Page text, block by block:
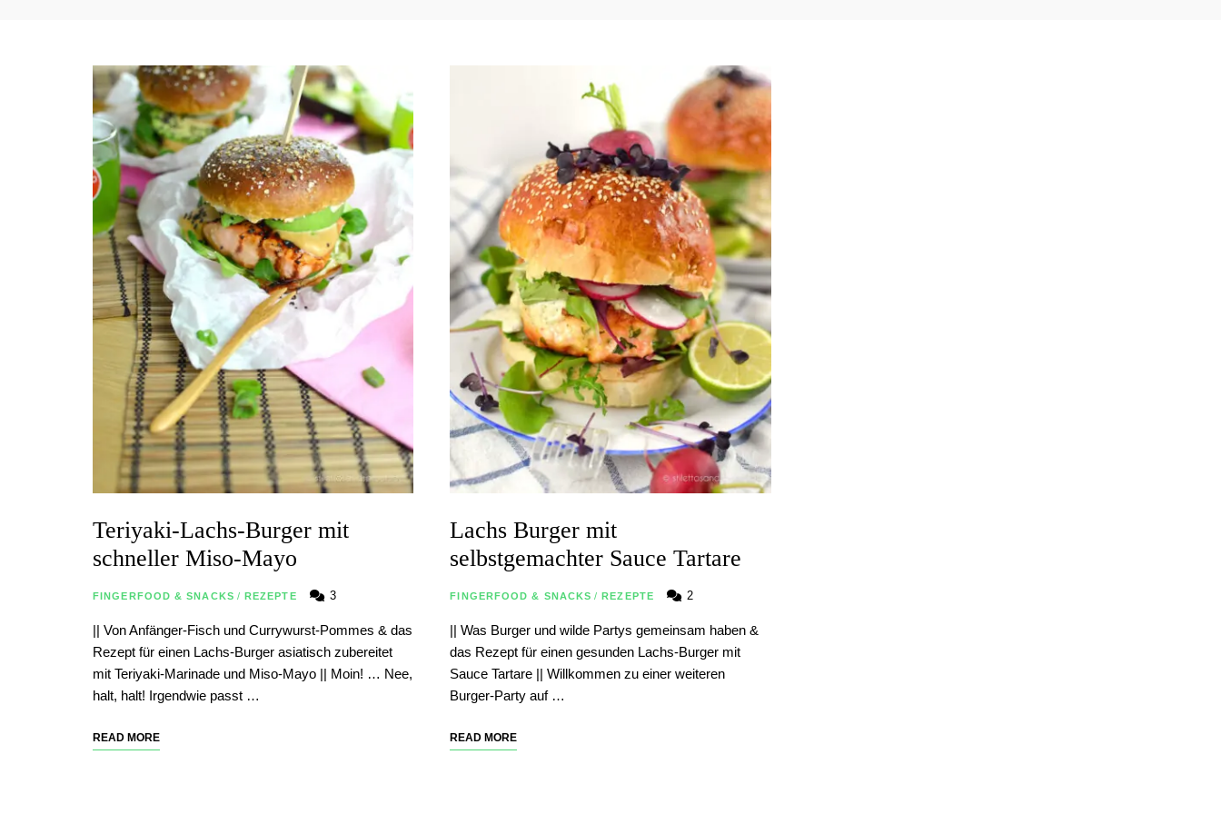
Teriyaki-Lachs-Burger mit
schneller Miso-Mayo
FINGERFOOD & SNACKS / REZEPTE 3
|| Von Anfänger-Fisch und Currywurst-Pommes & das
Rezept für einen Lachs-Burger asiatisch zubereitet
mit Teriyaki-Marinade und Miso-Mayo || Moin! … Nee,
halt, halt! Irgendwie passt …
READ MORE
Lachs Burger mit
selbstgemachter Sauce Tartare
FINGERFOOD & SNACKS / REZEPTE 2
|| Was Burger und wilde Partys gemeinsam haben &
das Rezept für einen gesunden Lachs-Burger mit
Sauce Tartare || Willkommen zu einer weiteren
Burger-Party auf …
READ MORE